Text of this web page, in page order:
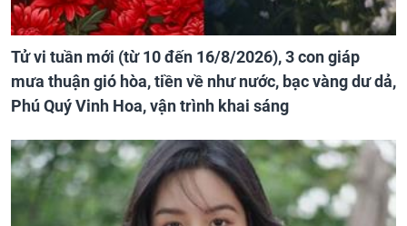
Tử vi tuần mới (từ 10 đến 16/8/2026), 3 con giáp
mưa thuận gió hòa, tiền về như nước, bạc vàng dư dả,
Phú Quý Vinh Hoa, vận trình khai sáng